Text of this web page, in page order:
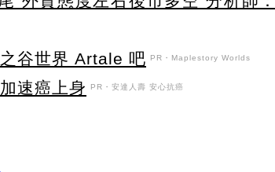
谷世界 Artale 吧
PR・Maplestory Worlds
速癌上身 PR・安達人壽 安心抗癌